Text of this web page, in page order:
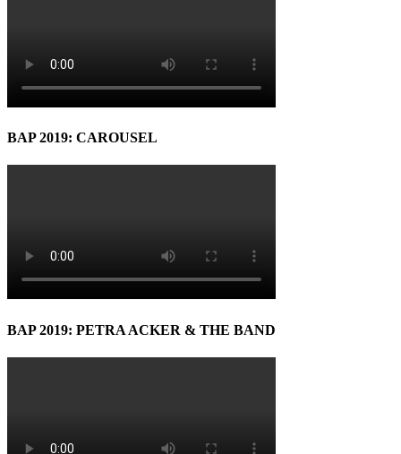
BAP 2019: CAROUSEL
BAP 2019: PETRA ACKER & THE BAND